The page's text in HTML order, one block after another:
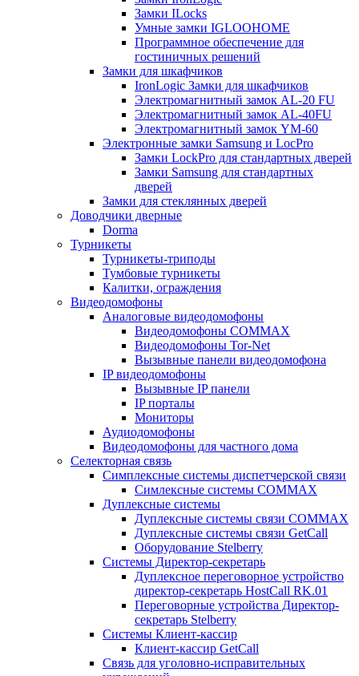
Замки ILocks
Умные замки IGLOOHOME
Программное обеспечение для
гостиничных решений
Замки для шкафчиков
IronLogic Замки для шкафчиков
Электромагнитный замок AL-20 FU
Электромагнитный замок AL-40FU
Электромагнитный замок YM-60
Электронные замки Samsung и LocPro
Замки LockPro для стандартных дверей
Замки Samsung для стандартных
дверей
Замки для стеклянных дверей
Доводчики дверные
Dorma
Турникеты
Турникеты-триподы
Тумбовые турникеты
Калитки, ограждения
Видеодомофоны
Аналоговые видеодомофоны
Видеодомофоны COMMAX
Видеодомофоны Tor-Net
Вызывные панели видеодомофона
IP видеодомофоны
Вызывные IP панели
IP порталы
Мониторы
Аудиодомофоны
Видеодомофоны для частного дома
Селекторная связь
Симплексные системы диспетчерской связи
Симлексные системы COMMAX
Дуплексные системы
Дуплексные системы связи COMMAX
Дуплексные системы связи GetCall
Оборудование Stelberry
Системы Директор-секретарь
Дуплексное переговорное устройство
директор-секретарь HostCall RK.01
Переговорные устройства Директор-
секретарь Stelberry
Системы Клиент-кассир
Клиент-кассир GetCall
Связь для уголовно-исправительных